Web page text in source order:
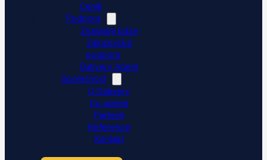
Ceník
Podpora
Znalostní báze
Zákaznická
podpora
Dativery Agent
Společnost
O Dativery
Co umíme
Partneři
Reference
Kontakt